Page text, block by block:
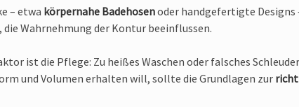
– etwa körpernahe Badehosenoder handgefertigte
Wahrnehmung der Kontur beeinflussen.
ist die Pflege: Zu heißes Waschen oder falsches
und Volumen erhalten will, sollte die Grundlagen zur